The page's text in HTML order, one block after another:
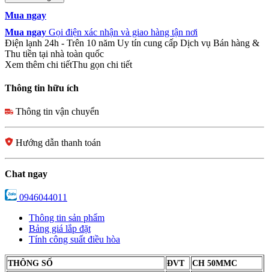
Mua ngay
Mua ngay Gọi điện xác nhận và giao hàng tận nơi
Điện lạnh 24h - Trên 10 năm Uy tín cung cấp Dịch vụ Bán hàng &
Thu tiền tại nhà toàn quốc
Xem thêm chi tiếtThu gọn chi tiết
Thông tin hữu ích
Thông tin vận chuyển
Hướng dẫn thanh toán
Chat ngay
0946044011
Thông tin sản phẩm
Bảng giá lắp đặt
Tính công suất điều hòa
THÔNG SỐ ĐVT CH 50MMC